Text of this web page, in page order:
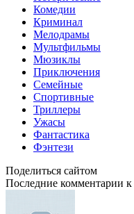
Комедии
Криминал
Мелодрамы
Мультфильмы
Мюзиклы
Приключения
Семейные
Спортивные
Триллеры
Ужасы
Фантастика
Фэнтези
Поделиться сайтом
Последние комментарии